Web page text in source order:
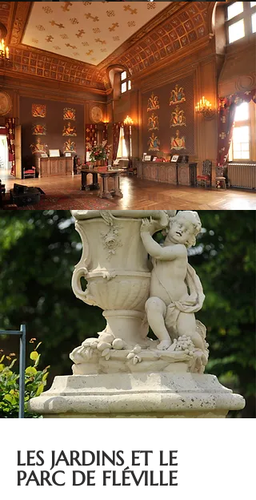
LES JARDINS ET LE
PARCDE FLÉVILLE